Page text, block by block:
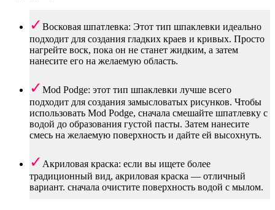
Восковая шпатлевка: Этот тип шпаклевки идеально
подходит для создания гладких краев и кривых. Просто
нагрейте воск, пока он не станет жидким, а затем
нанесите его на желаемую область.
Mod Podge: этот тип шпаклевки лучше всего
подходит для создания замысловатых рисунков. Чтобы
использовать Mod Podge, сначала смешайте шпатлевку с
водой до образования густой пасты. Затем нанесите
смесь на желаемую поверхность и дайте ей высохнуть.
Акриловая краска: если вы ищете более
традиционный вид, акриловая краска — отличный
вариант. сначала очистите поверхность водой с мылом.